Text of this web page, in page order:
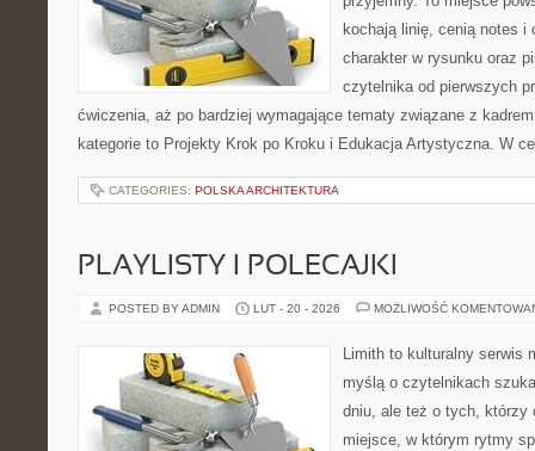
kochają linię, cenią notes i
charakter w rysunku oraz
czytelnika od pierwszych
ćwiczenia, aż po bardziej wymagające tematy związane z
kategorie to Projekty Krok po Kroku i Edukacja Artystyczna. W
CATEGORIES: POLSKA ARCHITEKTURA
PLAYLISTY I POLECAJKI
POSTED BY ADMIN LUT - 20 - 2026 MOŻLIWOŚĆ
Limith to kulturalny serwis
myślą o czytelnikach
dniu, ale też o tych, którzy
miejsce, w którym rytmy